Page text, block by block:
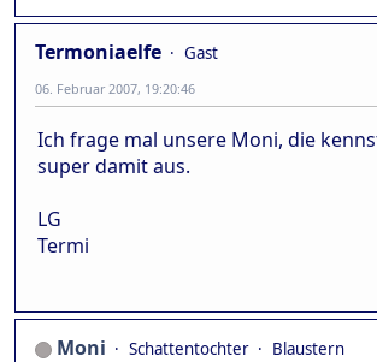
Termoniaelfe
Gast
06. Februar 2007, 19:20:46
Ich frage mal unsere Moni, die
super damit aus.
LG
Termi
Moni Schattentochter
Blaustern